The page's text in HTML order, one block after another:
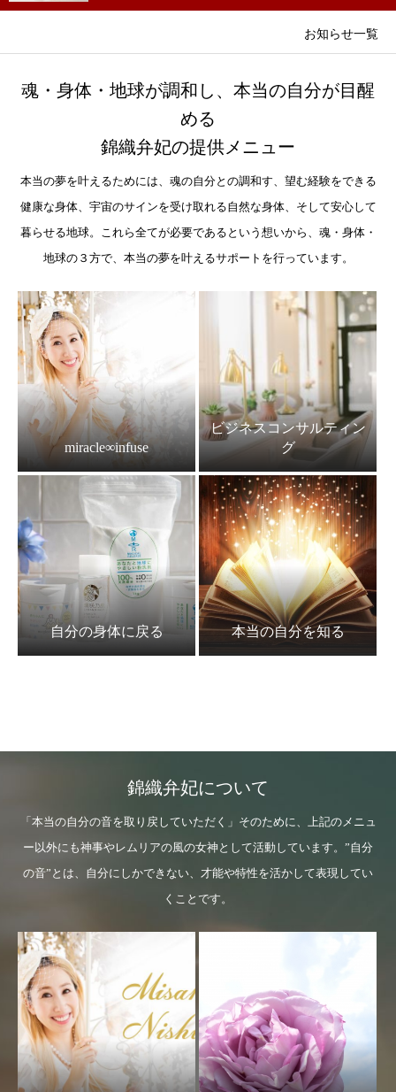
お知らせ一覧
魂・身体・地球が調和し、本当の自分が目醒
める
錦織弁妃の提供メニュー
本当の夢を叶えるためには、魂の自分との調和す、望む経験をできる
健康な身体、宇宙のサインを受け取れる自然な身体、そして安心して
暮らせる地球。これら全てが必要であるという想いから、魂・身体・
地球の３方で、本当の夢を叶えるサポートを行っています。
miracle∞infuse
ビジネスコンサルティン
グ
自分の身体に戻る 本当の自分を知る
錦織弁妃について
「本当の自分の音を取り戻していただく」そのために、上記のメニュ
ー以外にも神事やレムリアの風の女神として活動しています。”自分
の音”とは、自分にしかできない、才能や特性を活かして表現してい
くことです。